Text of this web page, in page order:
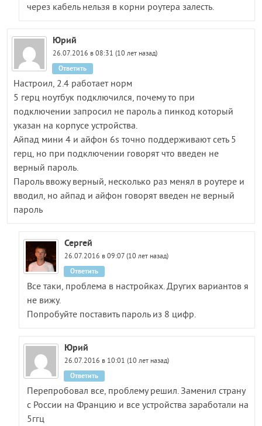
через кабель нельзя в корни роутера залесть.
Юрий
26.07.2016 в 08:31 (10 лет назад)
Настроил, 2.4 работает норм
5 герц ноутбук подключился, почему то при
подключении запросил не пароль а пинкод который
указан на корпусе устройства.
Айпад мини 4 и айфон 6s точно поддерживают сеть 5
герц, но при подключении говорят что введен не
верный пароль.
Пароль ввожу верный, несколько раз менял в роутере и
вводил, но айпад и айфон говорят введен не верный
пароль
Ответить
Сергей
26.07.2016 в 09:07 (10 лет назад)
Все таки, проблема в настройках. Других вариантов я
не вижу.
Попробуйте поставить пароль из 8 цифр.
Ответить
Юрий
26.07.2016 в 10:01 (10 лет назад)
Перепробовал все, проблему решил. Заменил страну
с России на Францию и все устройства заработали на
5ггц
Ответить